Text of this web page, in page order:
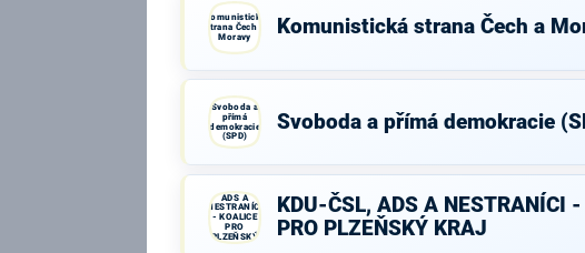
Komunistická
strana Čech a
Moravy
Komunistická strana Čech a
Svoboda a
přímá
demokracie
(SPD)
Svoboda a přímá demokracie
ADS A
NESTRANÍCI
- KOALICE
PRO
PLZEŇSKÝ
KRAJ
KDU-ČSL, ADS A NESTRANÍCI
PRO PLZEŇSKÝ KRAJ